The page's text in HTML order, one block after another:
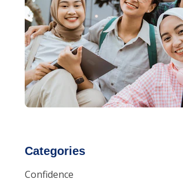
Categories
Confidence